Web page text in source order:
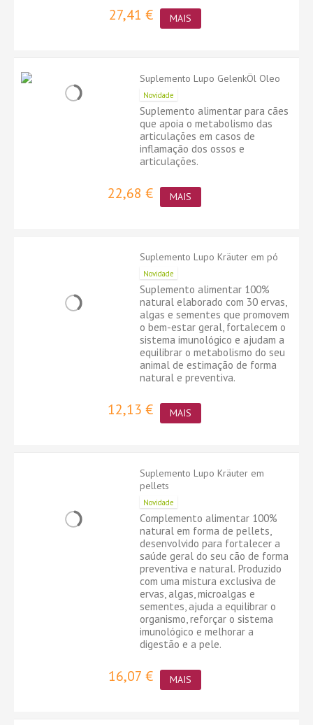
27,41 € MAIS
Suplemento Lupo GelenkÖl Oleo
Novidade
Suplemento alimentar para cães
que apoia o metabolismo das
articulações em casos de
inflamação dos ossos e
articulações.
22,68 € MAIS
Suplemento Lupo Kräuter em pó
Novidade
Suplemento alimentar 100%
natural elaborado com 30 ervas,
algas e sementes que promovem
o bem-estar geral, fortalecem o
sistema imunológico e ajudam a
equilibrar o metabolismo do seu
animal de estimação de forma
natural e preventiva.
12,13 € MAIS
Suplemento Lupo Kräuter em
pellets
Novidade
Complemento alimentar 100%
natural em forma de pellets,
desenvolvido para fortalecer a
saúde geral do seu cão de forma
preventiva e natural. Produzido
com uma mistura exclusiva de
ervas, algas, microalgas e
sementes, ajuda a equilibrar o
organismo, reforçar o sistema
imunológico e melhorar a
digestão e a pele.
16,07 € MAIS